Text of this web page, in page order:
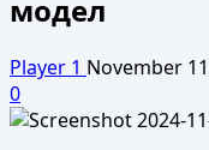
модел
Player 1 November
0